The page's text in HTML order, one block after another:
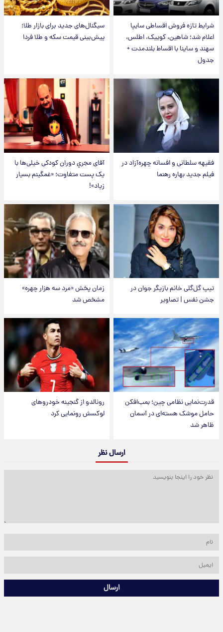
شرایط تازه فروش اقساطی سایپا
اعلام شد؛ شاهین، کوییک، اطلس،
سهند و ساینا با اقساط بلندمدت +
جدول
سیگنال‌های جدید برای بازار طلا؛
پیش‌بینی قیمت سکه و طلا فردا
فقیهه سلطانی و افسانه چهره‌آزاد در
فیلم جدید بهاره رهنما
آقای مجریِ دوران کودکی خیلی‌ها با
یک پست متفاوت؛ «غمگینم بسیار
زیاد»!
تیپ گل‌گلی خانم بازیگر جوان در
جشن نفس | تصاویر
زمان پخش «مرد سه هزار چهره»
مشخص شد
قدرت‌نمایی نظامی چین؛ بمب‌افکن
حامل موشک هسته‌ای در آسمان
ظاهر شد
رونالدو از گنجینه خودروهای
لوکسش رونمایی کرد
ارسال نظر
ارسال